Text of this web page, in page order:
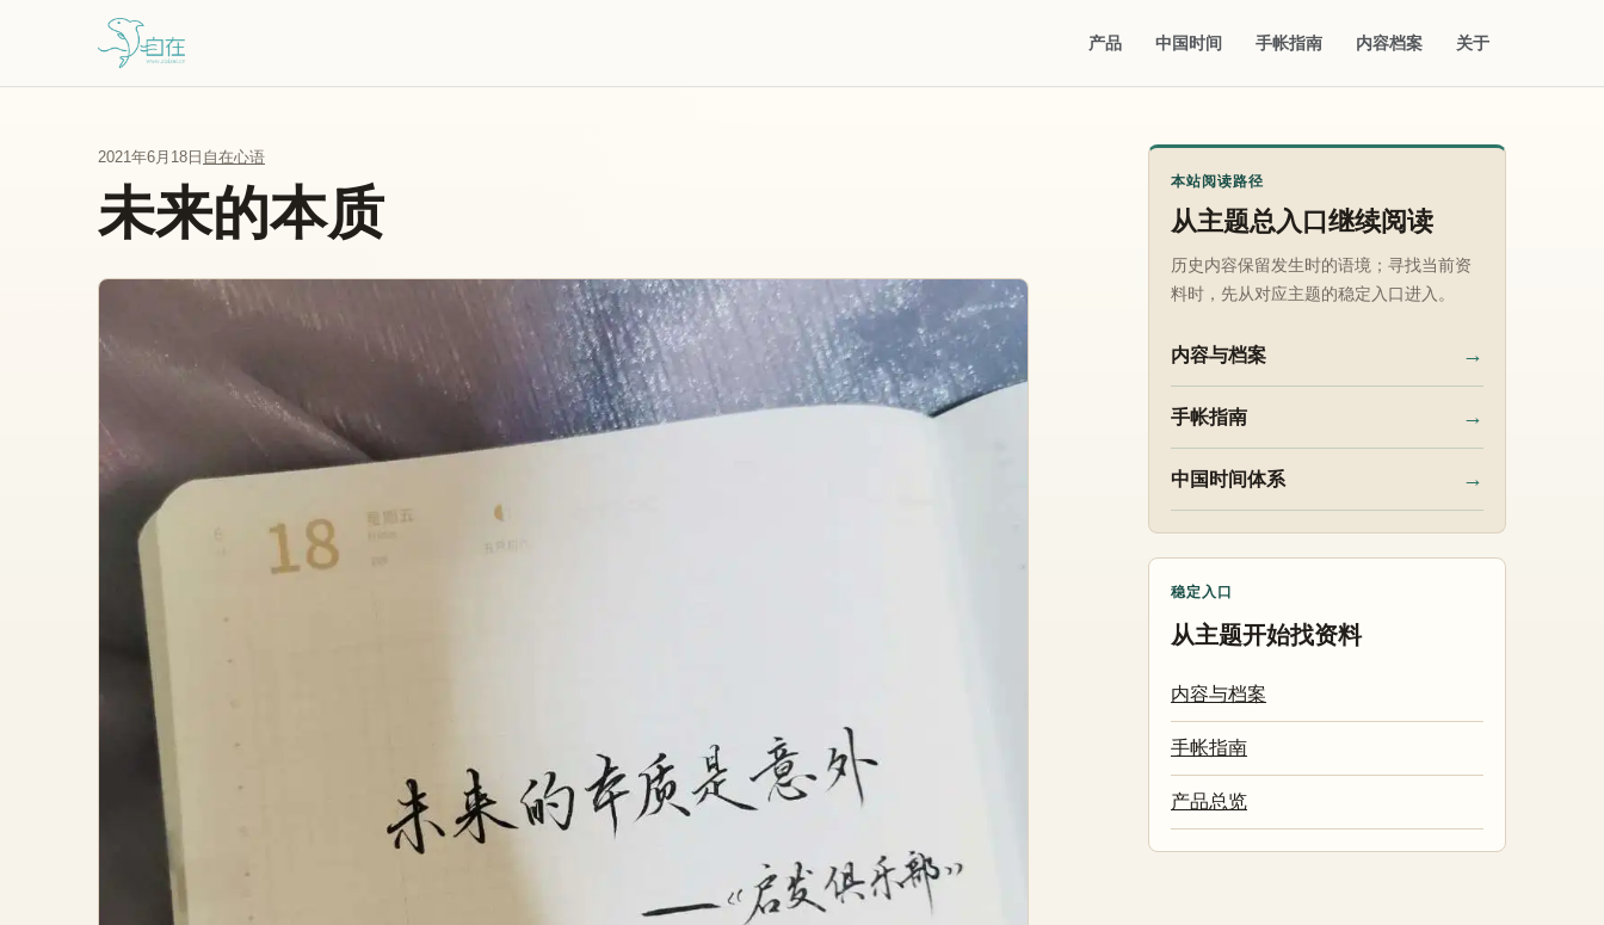
跳到主要内容
产品 中国时间 手帐指南 内容档案 关于
2021年6月18日 自在心语
未来的本质 本站阅读路径
从主题总入口继续阅读
历史内容保留发生时的语境；寻找当前资
料时，先从对应主题的稳定入口进入。
内容与档案 →
手帐指南 →
中国时间体系 →
稳定入口
从主题开始找资料
内容与档案
手帐指南
产品总览